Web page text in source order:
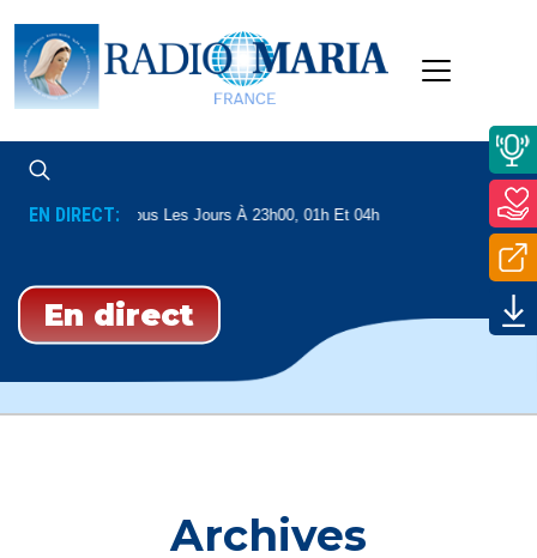
EN DIRECT:Tous Les Jours À 23h00, 01h Et 04h
En direct
Archives